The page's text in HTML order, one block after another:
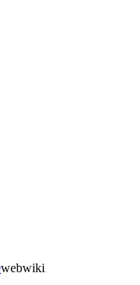
webwiki